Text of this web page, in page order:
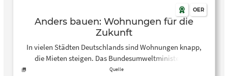
OER
Anders bauen: Wohnungen für die
Zukunft
In vielen Städten Deutschlands sind Wohnungen knapp,
die Mieten steigen. Das Bundesumweltministerium
schätzt, dass jährlich mindestens 350.000 neue
Quelle